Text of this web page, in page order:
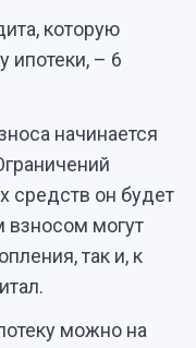
которую
ипотеки, – 6
начинается
средств он будет
взносом могут
так и, к
можно на